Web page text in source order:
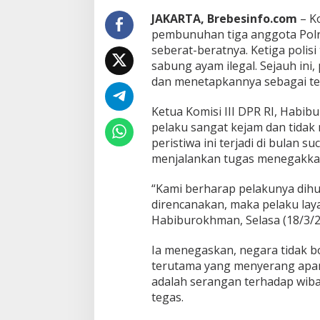
u
k
P
e
m
b
u
u
h
T
i
g
P
o
l
i
d
i
JAKARTA, Brebesinfo.com –
pembunuhan tiga anggota
seberat-beratnya. Ketiga
sabung ayam ilegal. Sejauh
dan menetapkannya sebagai
Ketua Komisi III DPR RI,
pelaku sangat kejam dan
peristiwa ini terjadi di bulan
menjalankan tugas
“Kami berharap pelakunya
direncanakan, maka pelaku
Habiburokhman, Selasa (18/3/
Ia menegaskan, negara tidak
terutama yang menyerang
adalah serangan terhadap
tegas.